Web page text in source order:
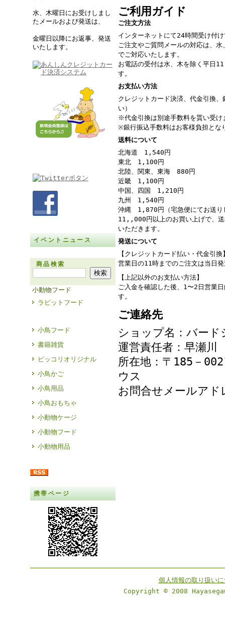
水、木曜日にお受けしまし
たメールおよび発送は、
金曜日以降にお返事、発送
いたします。
イベントニュース
商品検索
小動物フード
ラビットフード
小鳥フード
書籍雑貨
ピッコリオリジナル
小鳥かご
小鳥用品
小鳥おもちゃ
小動物ケージ
小動物フード
小動物用品
携帯ページ
ご利用ガイド
ご注文方法
インターネットにて24時間受け付
ご注文やご質問メールの対応は、水
でご対応いたします。
お電話の受付は水、木を除く平日
す。
お支払い方法
クレジットカード決済、代金引換、
い）
※代金引換は別途手数料を貰い受け
※銀行振込手数料はお客様負担とな
送料について
北海道 1,540円
東北 1,100円
北陸、関東、東海 880円
近畿 1,100円
中国、四国 1,210円
九州 1,540円
沖縄 1,870円（宅急便にてお送り
11,,000円以上のお買い上げで、送
いただきます。
発送について
【クレジットカード払い・代金引換
営業日の11時までのご注文は当日
【上記以外のお支払い方法】
ご入金を確認した後、1〜2日営業
す。
ご連絡先
ショップ名：バー
運営責任者：早瀬
所在地：〒185－
ウス
お問合せメールア
個人情報の取り扱い
Copyright © 2008